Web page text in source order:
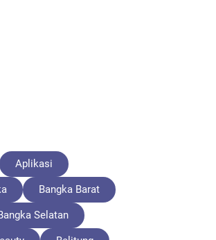
Aplikasi
Bangka Barat
Selatan